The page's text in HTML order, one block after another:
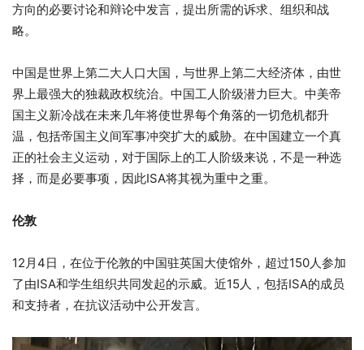
方向的必要讨论和辩论中发言，提出所需的诉求、组织和战
略。
中国是世界上第二大人口大国，与世界上第二大经济体，由世
界上最强大的独裁政权统治。中国工人阶级潜力巨大。中美帝
国主义新冷战在未来几年将使世界每个角落的一切危机都升
温，包括帝国主义间军事冲突扩大的威胁。在中国建立一个真
正的社会主义运动，对于国际上的工人阶级来说，不是一种选
择，而是必要事项，因此ISA将其视为重中之重。
伦敦
12月4日，在位于伦敦的中国驻英国大使馆外，超过150人参加
了由ISA和学生组织共同发起的示威。近15人，包括ISA的成员
和支持者，在抗议活动中公开发言。